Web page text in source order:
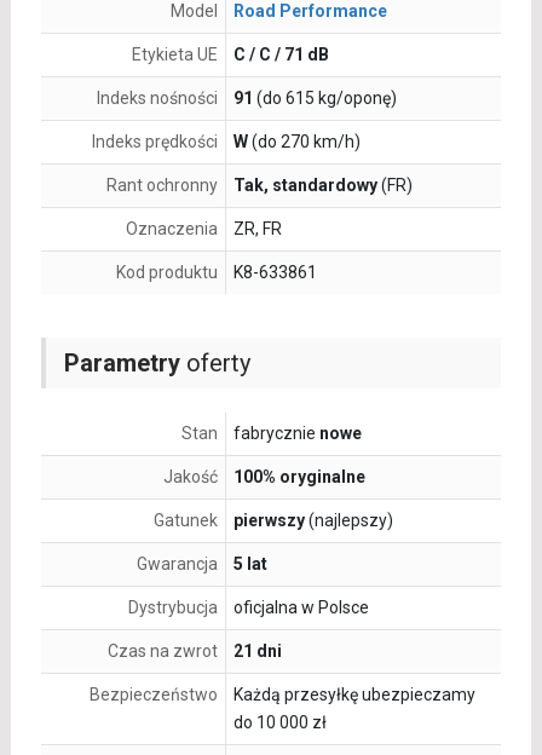
Parametryoferty
Stan fabrycznie nowe
Jakość 100% oryginalne
Gatunek pierwszy(najlepszy)
Gwarancja 5 lat
Dystrybucja oficjalna w Polsce
Czas na zwrot 21 dni
Bezpieczeństwo
Każdą przesyłkę ubezpieczamy
do 10 000 zł
Model Road Performance
Etykieta UE C / C / 71 dB
Indeks nośności 91 (do 615 kg/oponę)
Indeks prędkości W(do 270 km/h)
Rant ochronny Tak, standardowy(FR)
Oznaczenia ZR, FR
Kod produktu K8-633861